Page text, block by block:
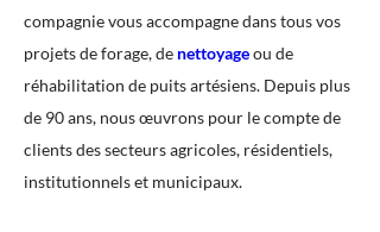
compagnie vous accompagne dans tous vos
projets de forage, de nettoyageou de
réhabilitation de puits artésiens. Depuis plus
de 90 ans, nous œuvrons pour le compte de
clients des secteurs agricoles, résidentiels,
institutionnels et municipaux.